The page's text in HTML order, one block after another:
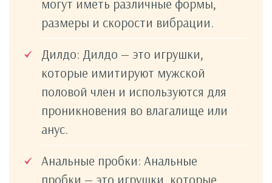
могут иметь различные формы,
размеры и скорости вибрации.
Дилдо: Дилдо — это игрушки,
которые имитируют мужской
половой член и используются для
проникновения во влагалище или
анус.
Анальные пробки: Анальные
пробки — это игрушки, которые